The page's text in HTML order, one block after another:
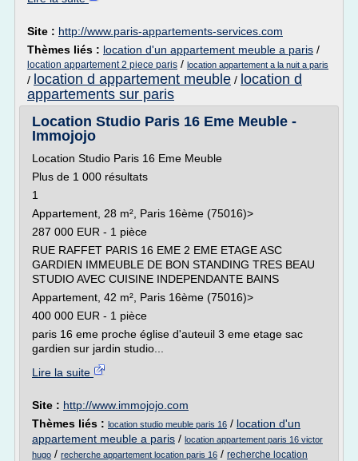
Site : http://www.paris-appartements-services.com
Thèmes liés : location d'un appartement meuble a paris /
location appartement 2 piece paris / location appartement a la nuit a paris
/ location d appartement meuble / location d
appartements sur paris
Location Studio Paris 16 Eme Meuble -
Immojojo
Location Studio Paris 16 Eme Meuble
Plus de 1 000 résultats
1
Appartement, 28 m², Paris 16ème (75016)>
287 000 EUR - 1 pièce
RUE RAFFET PARIS 16 EME 2 EME ETAGE ASC
GARDIEN IMMEUBLE DE BON STANDING TRES BEAU
STUDIO AVEC CUISINE INDEPENDANTE BAINS
Appartement, 42 m², Paris 16ème (75016)>
400 000 EUR - 1 pièce
paris 16 eme proche église d'auteuil 3 eme etage sac
gardien sur jardin studio...
Lire la suite
Site : http://www.immojojo.com
Thèmes liés : location studio meuble paris 16 / location d'un
appartement meuble a paris / location appartement paris 16 victor
hugo / recherche appartement location paris 16 / recherche location